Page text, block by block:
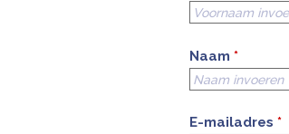
Naam *
E-mailadres *